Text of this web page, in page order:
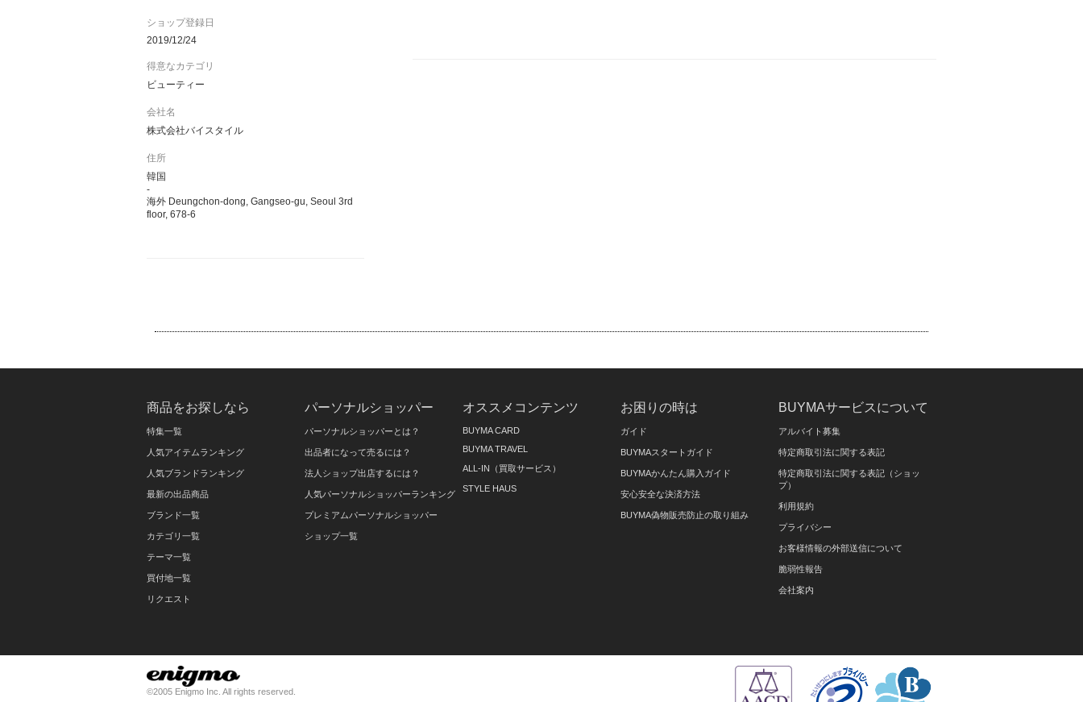
ショップ登録日
2019/12/24
得意なカテゴリ
ビューティー
会社名
株式会社バイスタイル
住所
韓国
-
海外 Deungchon-dong, Gangseo-gu, Seoul 3rd
floor, 678-6
商品をお探しなら
特集一覧
人気アイテムランキング
人気ブランドランキング
最新の出品商品
ブランド一覧
カテゴリ一覧
テーマ一覧
買付地一覧
リクエスト
パーソナルショッパー
パーソナルショッパーとは？
出品者になって売るには？
法人ショップ出店するには？
人気パーソナルショッパーランキング
プレミアムパーソナルショッパー
ショップ一覧
オススメコンテンツ
BUYMA CARD
BUYMA TRAVEL
ALL-IN（買取サービス）
STYLE HAUS
お困りの時は
ガイド
BUYMAスタートガイド
BUYMAかんたん購入ガイド
安心安全な決済方法
BUYMA偽物販売防止の取り組み
BUYMAサービスについて
アルバイト募集
特定商取引法に関する表記
特定商取引法に関する表記（ショッ
プ）
利用規約
プライバシー
お客様情報の外部送信について
脆弱性報告
会社案内
©2005 Enigmo Inc. All rights reserved.